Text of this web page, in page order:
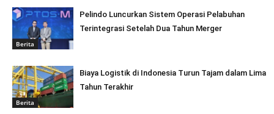
Berita
Pelindo Luncurkan Sistem Operasi Pelabuhan
Terintegrasi Setelah Dua Tahun Merger
Berita
Biaya Logistik di Indonesia Turun Tajam dalam Lima
Tahun Terakhir